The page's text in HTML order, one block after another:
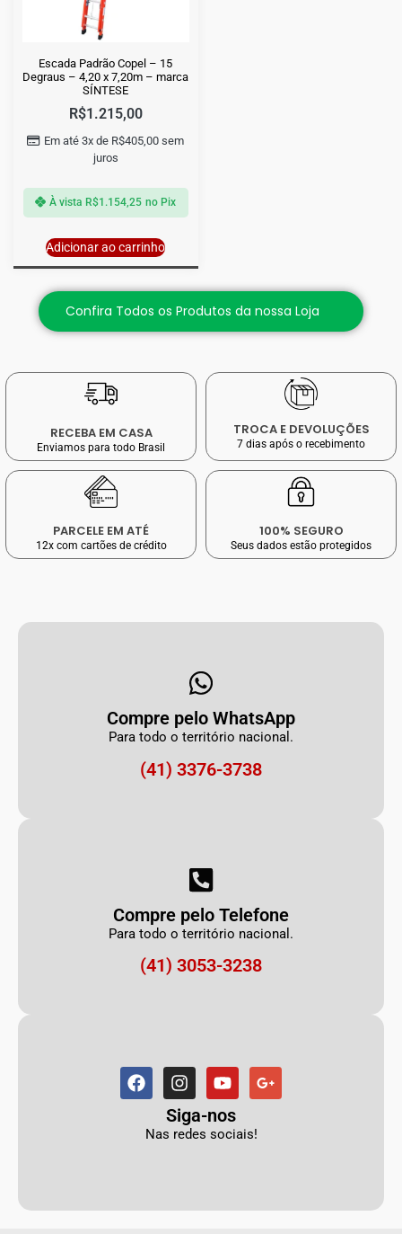
Escada Padrão Copel – 15
Degraus – 4,20 x 7,20m – marca
SÍNTESE
R$1.215,00
Em até 3x de R$405,00 sem
juros
À vista R$1.154,25 no Pix
Adicionar ao carrinho
Confira Todos os Produtos da nossa Loja
RECEBA EM CASA
Enviamos para todo Brasil
TROCA E DEVOLUÇÕES
7 dias após o recebimento
PARCELE EM ATÉ
12x com cartões de crédito
100% SEGURO
Seus dados estão protegidos
Compre pelo WhatsApp
Para todo o território nacional.
(41) 3376-3738
Compre pelo Telefone
Para todo o território nacional.
(41) 3053-3238
Siga-nos
Nas redes sociais!